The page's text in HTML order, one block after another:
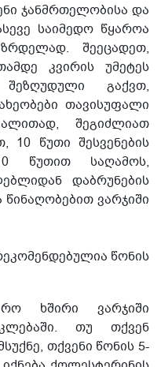
ჯანმრთელობისა და
საიმედო წყაროა
შეეცადეთ,
კვირის უმეტეს
გაქვთ,
თავისუფალი
შეგიძლიათ
წუთი შესვენების
წუთით საღამოს,
დაბრუნების
ვარჯიში
წონის
ხშირი ვარჯიში
თუ თქვენ
თქვენი წონის 5-